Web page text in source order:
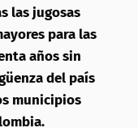
las jugosas
para las
años sin
del país
municipios